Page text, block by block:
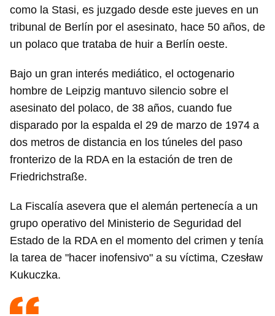
como la Stasi, es juzgado desde este jueves en un
tribunal de Berlín por el asesinato, hace 50 años, de
un polaco que trataba de huir a Berlín oeste.
Bajo un gran interés mediático, el octogenario
hombre de Leipzig mantuvo silencio sobre el
asesinato del polaco, de 38 años, cuando fue
disparado por la espalda el 29 de marzo de 1974 a
dos metros de distancia en los túneles del paso
fronterizo de la RDA en la estación de tren de
Friedrichstraße.
La Fiscalía asevera que el alemán pertenecía a un
grupo operativo del Ministerio de Seguridad del
Estado de la RDA en el momento del crimen y tenía
la tarea de "hacer inofensivo" a su víctima, Czesław
Kukuczka.